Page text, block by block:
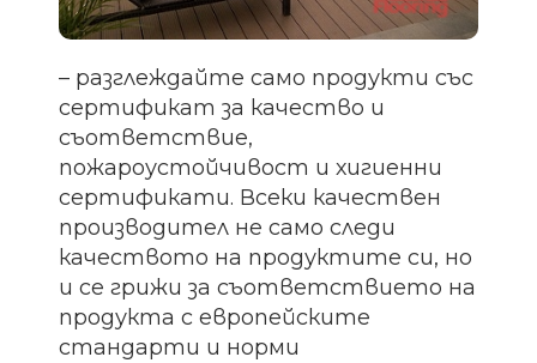
– разглеждайте само продукти със
сертификат за качество и
съответствие,
пожароустойчивост и хигиенни
сертификати. Всеки качествен
производител не само следи
качеството на продуктите си, но
и се грижи за съответствието на
продукта с европейските
стандарти и норми